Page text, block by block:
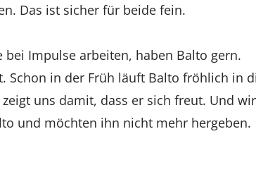
Das ist sicher für beide fein.
bei Impulse arbeiten, haben Balto gern.
Schon in der Früh läuft Balto fröhlich in
uns damit, dass er sich freut. Und
und möchten ihn nicht mehr hergeben.